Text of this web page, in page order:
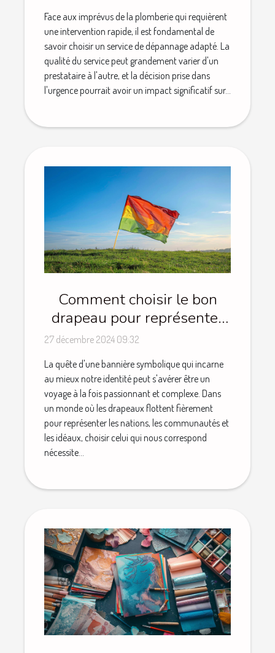
Face aux imprévus de la plomberie qui requièrent
une intervention rapide, il est fondamental de
savoir choisir un service de dépannage adapté. La
qualité du service peut grandement varier d'un
prestataire à l'autre, et la décision prise dans
l'urgence pourrait avoir un impact significatif sur...
Comment choisir le bon
drapeau pour représenter
votre identité
27 décembre 2024 09:32
La quête d'une bannière symbolique qui incarne
au mieux notre identité peut s'avérer être un
voyage à la fois passionnant et complexe. Dans
un monde où les drapeaux flottent fièrement
pour représenter les nations, les communautés et
les idéaux, choisir celui qui nous correspond
nécessite...